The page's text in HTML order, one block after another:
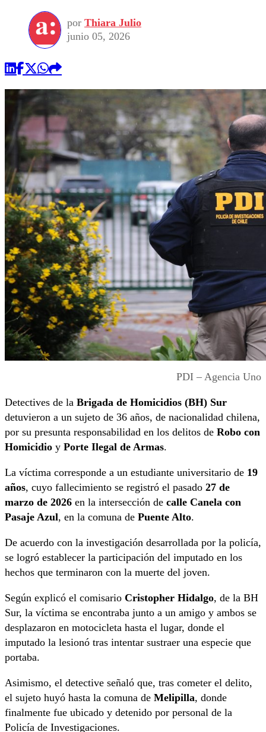
por Thiara Julio
junio 05, 2026
PDI – Agencia Uno
Detectives de la Brigada de Homicidios (BH) Sur
detuvieron a un sujeto de 36 años, de nacionalidad chilena,
por su presunta responsabilidad en los delitos de Robo con
Homicidio y Porte Ilegal de Armas.
La víctima corresponde a un estudiante universitario de 19
años, cuyo fallecimiento se registró el pasado 27 de
marzo de 2026 en la intersección de calle Canela con
Pasaje Azul, en la comuna de Puente Alto.
De acuerdo con la investigación desarrollada por la policía,
se logró establecer la participación del imputado en los
hechos que terminaron con la muerte del joven.
Según explicó el comisario Cristopher Hidalgo, de la BH
Sur, la víctima se encontraba junto a un amigo y ambos se
desplazaron en motocicleta hasta el lugar, donde el
imputado la lesionó tras intentar sustraer una especie que
portaba.
Asimismo, el detective señaló que, tras cometer el delito,
el sujeto huyó hasta la comuna de Melipilla, donde
finalmente fue ubicado y detenido por personal de la
Policía de Investigaciones.